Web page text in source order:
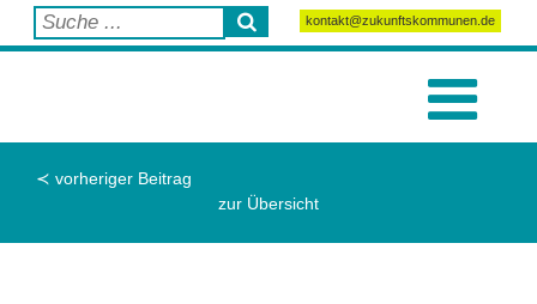
kontakt@zukunftskommunen.de
≺ vorheriger Beitrag
zur Übersicht